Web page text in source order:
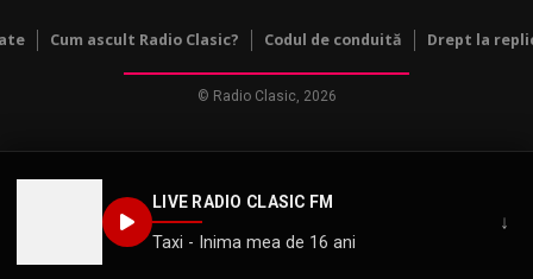
LIVE RADIO CLASIC FM
Taxi - Inima mea de 16 ani
↓
Cum ascult Radio Clasic? Codul de conduită Drept la
© Radio Clasic, 2026